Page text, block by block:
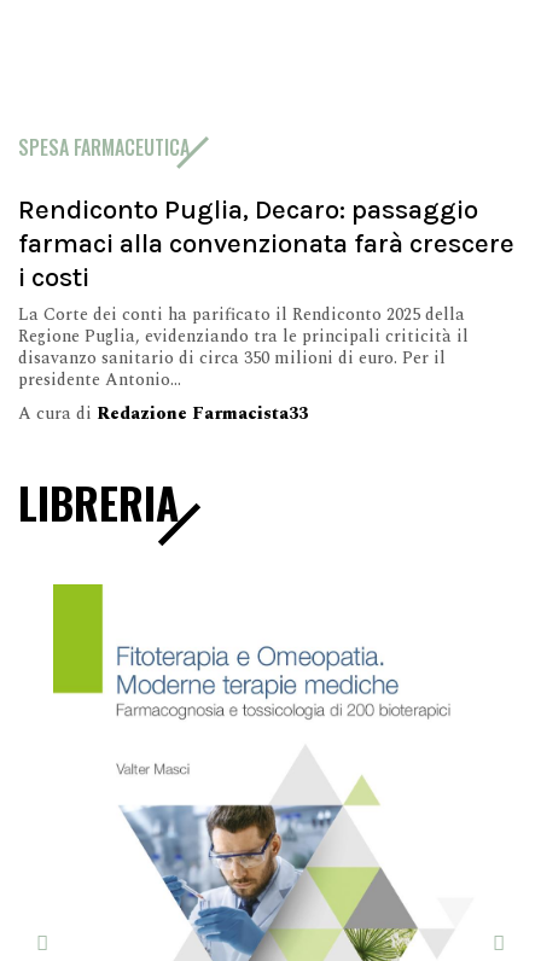
SPESA FARMACEUTICA
Rendiconto Puglia, Decaro: passaggio
farmaci alla convenzionata farà crescere
i costi
La Corte dei conti ha parificato il Rendiconto 2025 della
Regione Puglia, evidenziando tra le principali criticità il
disavanzo sanitario di circa 350 milioni di euro. Per il
presidente Antonio...
A cura di Redazione Farmacista33
LIBRERIA